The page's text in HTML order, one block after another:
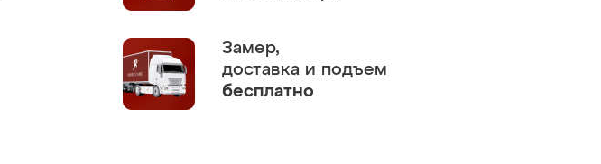
Замер,
доставка и подъем
бесплатно